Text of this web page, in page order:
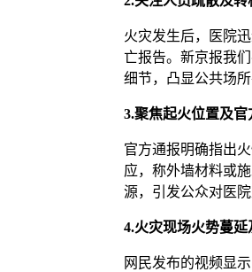
火灾发生后，医院
亡报告。新京报我
细节，凸显公共场
3.聚焦起火位置及官
官方通报明确指出
应，称外墙材料或
源，引发公众对医
4.火灾现场火势蔓延
网民发布的视频显